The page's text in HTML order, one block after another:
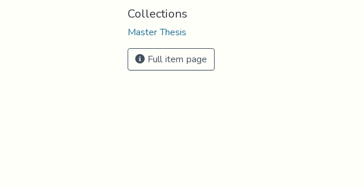
Collections
Master Thesis
Full item page